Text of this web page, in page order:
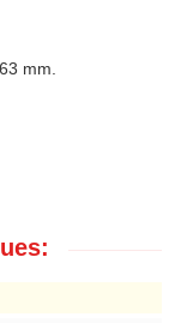
mm.